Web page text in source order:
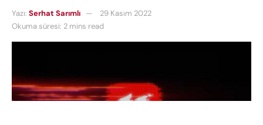
Yazı: Serhat Sarımlı
29 Kasım 2022
Okuma süresi: 2 mins read